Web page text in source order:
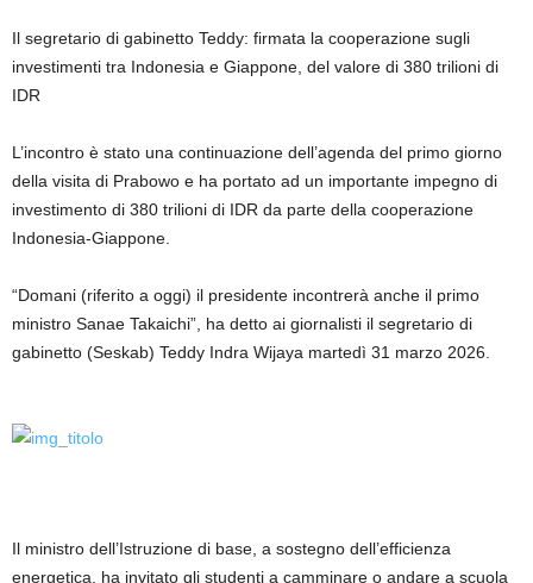
Il segretario di gabinetto Teddy: firmata la cooperazione sugli
investimenti tra Indonesia e Giappone, del valore di 380 trilioni di
IDR
L’incontro è stato una continuazione dell’agenda del primo giorno
della visita di Prabowo e ha portato ad un importante impegno di
investimento di 380 trilioni di IDR da parte della cooperazione
Indonesia-Giappone.
“Domani (riferito a oggi) il presidente incontrerà anche il primo
ministro Sanae Takaichi”, ha detto ai giornalisti il ​​segretario di
gabinetto (Seskab) Teddy Indra Wijaya martedì 31 marzo 2026.
Il ministro dell’Istruzione di base, a sostegno dell’efficienza
energetica, ha invitato gli studenti a camminare o andare a scuola